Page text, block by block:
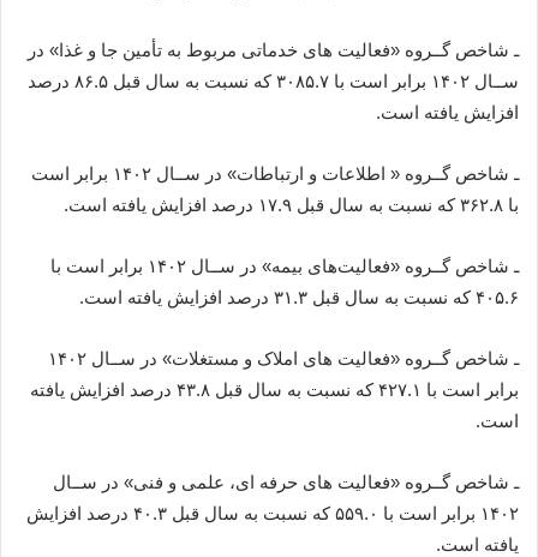
ـ شاخص گــروه «فعالیت­ های خدماتی مربوط به تأمین جا و غذا» در
ســال ۱۴۰۲ برابر است با ۳۰۸۵.۷ که نسبت به سال قبل ۸۶.۵ درصد
افزایش یافته است.
ـ شاخص گــروه « اطلاعات و ارتباطات» در ســال ۱۴۰۲ برابر است
با ۳۶۲.۸ که نسبت به سال قبل ۱۷.۹ درصد افزایش یافته است.
ـ شاخص گــروه «فعالیت‌های بیمه» در ســال ۱۴۰۲ برابر است با
۴۰۵.۶ که نسبت به سال قبل ۳۱.۳ درصد افزایش یافته است.
ـ شاخص گــروه «فعالیت­ های املاک و مستغلات» در ســال ۱۴۰۲
برابر است با ۴۲۷.۱ که نسبت به سال قبل ۴۳.۸ درصد افزایش یافته
است.
ـ شاخص گــروه «فعالیت­ های حرفه ­ای، علمی و فنی» در ســال
۱۴۰۲ برابر است با ۵۵۹.۰ که نسبت به سال قبل ۴۰.۳ درصد افزایش
یافته است.